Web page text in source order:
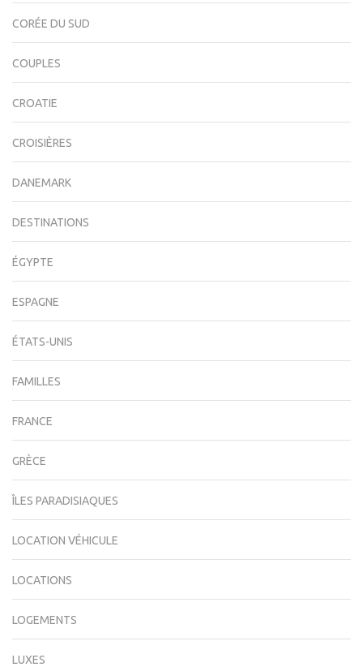
CORÉE DU SUD
COUPLES
CROATIE
CROISIÈRES
DANEMARK
DESTINATIONS
ÉGYPTE
ESPAGNE
ÉTATS-UNIS
FAMILLES
FRANCE
GRÈCE
ÎLES PARADISIAQUES
LOCATION VÉHICULE
LOCATIONS
LOGEMENTS
LUXES